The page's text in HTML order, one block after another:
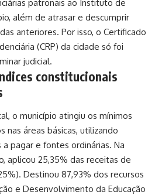
patronais ao Instituto de
além de atrasar e descumprir
anteriores. Por isso, o Certificado
(CRP) da cidade só foi
judicial.
constitucionais
o município atingiu os mínimos
nas áreas básicas, utilizando
pagar e fontes ordinárias. Na
aplicou 25,35% das receitas de
Destinou 87,93% dos recursos
e Desenvolvimento da Educação